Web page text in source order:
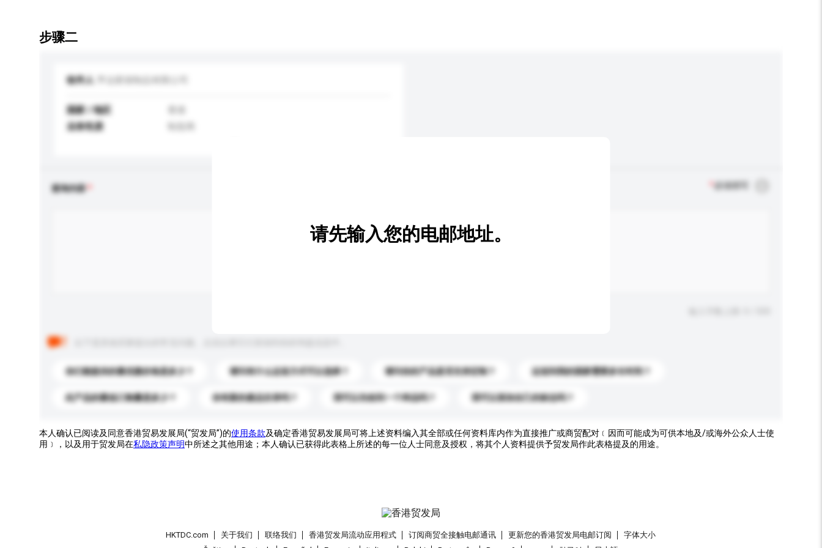
步骤二
收件人
国家 / 地区
业务性质
查询内容 必须填写
你们能提供的最优惠价格是多少？ 请问有什么运送方式可以选择？ 请问你的产品是否支持定制？ 运送到我的国家需要多长时间？
此产品的最低订购量是多少？ 你有新的產品目录吗？ 我可以先收到一个样品吗？ 我可以添加自己的标志吗？
请先输入您的电邮地址。
本人确认已阅读及同意香港贸易发展局(“贸发局”)的使用条款及确定香港贸易发展局可将上述资料编入其全部或任何资料库内作为直接推广或商贸配对﹝因而可能成为可供本地及/或海外公众人士使
用﹞，以及用于贸发局在私隐政策声明中所述之其他用途；本人确认已获得此表格上所述的每一位人士同意及授权，将其个人资料提供予贸发局作此表格提及的用途。
HKTDC.com 关于我们 联络我们 香港贸发局流动应用程式 订阅商贸全接触电邮通讯 更新您的香港贸发局电邮订阅
字体大小